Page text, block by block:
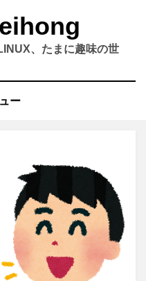
、たまに趣味の世
ー